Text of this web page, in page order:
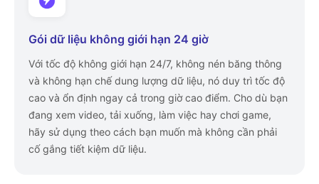
Gói dữ liệu không giới hạn 24 giờ
Với tốc độ không giới hạn 24/7, không nén băng thông
và không hạn chế dung lượng dữ liệu, nó duy trì tốc độ
cao và ổn định ngay cả trong giờ cao điểm. Cho dù bạn
đang xem video, tải xuống, làm việc hay chơi game,
hãy sử dụng theo cách bạn muốn mà không cần phải
cố gắng tiết kiệm dữ liệu.